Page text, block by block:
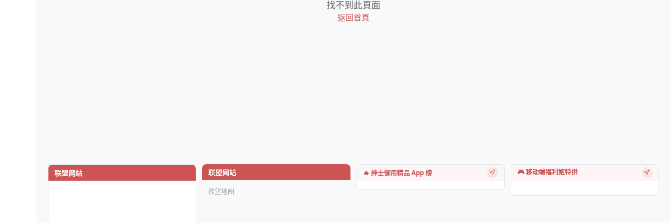
找不到此頁面
返回首頁
联盟网站 联盟网站
欲望地图
🔥 绅士御用精品 App 榜 🎮 移动端福利姬特供